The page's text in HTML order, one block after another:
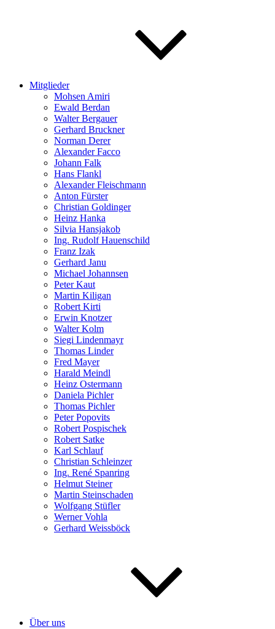
Mitglieder
Mohsen Amiri
Ewald Berdan
Walter Bergauer
Gerhard Bruckner
Norman Derer
Alexander Facco
Johann Falk
Hans Flankl
Alexander Fleischmann
Anton Fürster
Christian Goldinger
Heinz Hanka
Silvia Hansjakob
Ing. Rudolf Hauenschild
Franz Izak
Gerhard Janu
Michael Johannsen
Peter Kaut
Martin Kiligan
Robert Kirti
Erwin Knotzer
Walter Kolm
Siegi Lindenmayr
Thomas Linder
Fred Mayer
Harald Meindl
Heinz Ostermann
Daniela Pichler
Thomas Pichler
Peter Popovits
Robert Pospischek
Robert Satke
Karl Schlauf
Christian Schleinzer
Ing. René Spanring
Helmut Steiner
Martin Steinschaden
Wolfgang Stüfler
Werner Vohla
Gerhard Weissböck
Über uns